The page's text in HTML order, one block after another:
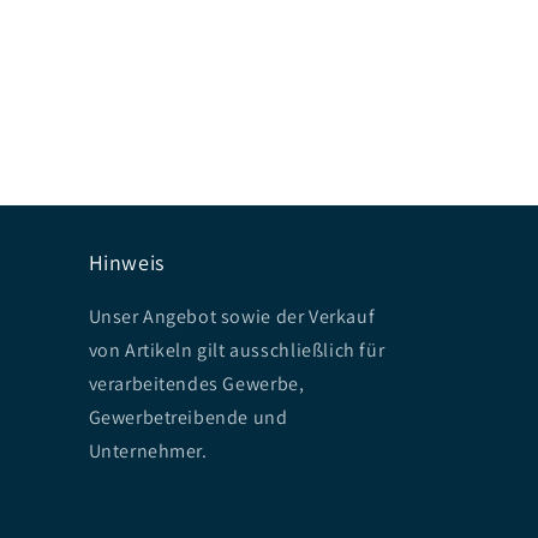
Hinweis
Unser Angebot sowie der Verkauf
von Artikeln gilt ausschließlich für
verarbeitendes Gewerbe,
Gewerbetreibende und
Unternehmer.